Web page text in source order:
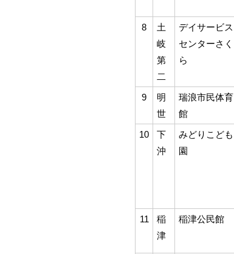
8
土
岐
第
二
デイサービス
センターさく
ら
9
明
世
瑞浪市民体育
館
10
下
沖
みどりこども
園
11
稲
津
稲津公民館